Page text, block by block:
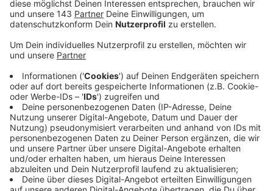
Anlieferungsbereich unter Wasser stand. Vor Ort
stellten die Einsatzkräfte fest, dass das Wasser aus
sich aber aufgrund des Wasserdrucks nicht einfach
Anzeige
©Feuerwehr Schwelm
Im Schwelm-Center ist der Keller vollgelaufen.
Anzeige